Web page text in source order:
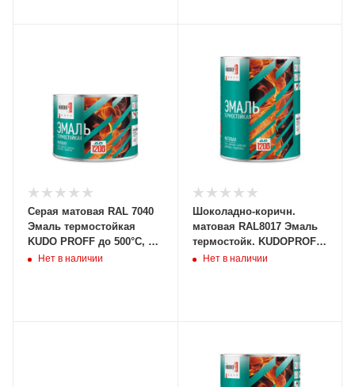
Серая матовая RAL 7040
Эмаль термостойкая
KUDO PROFF до 500°С, 0,4
Нет в наличии
Шоколадно-коричн.
матовая RAL8017 Эмаль
термостойк. KUDOPROFF
до 700С, 0,8кг, KUB-5006-
Нет в наличии